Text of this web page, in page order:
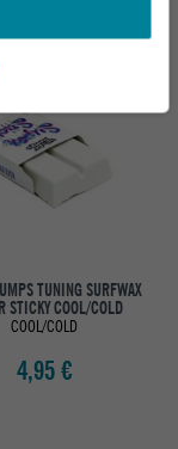
TUNING SURFWAX
STICKY COOL/COLD
COOL/COLD
4,95 €